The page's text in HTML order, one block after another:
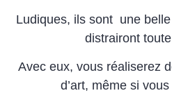
Ludiques, ils sont une
distrairont
Avec eux, vous réaliserez
d’art, même si